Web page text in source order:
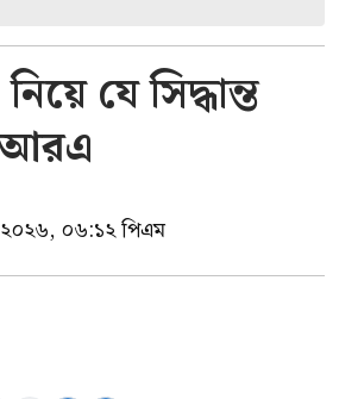
যে সিদ্ধান্ত
২০২৬, ০৬:১২ পিএম